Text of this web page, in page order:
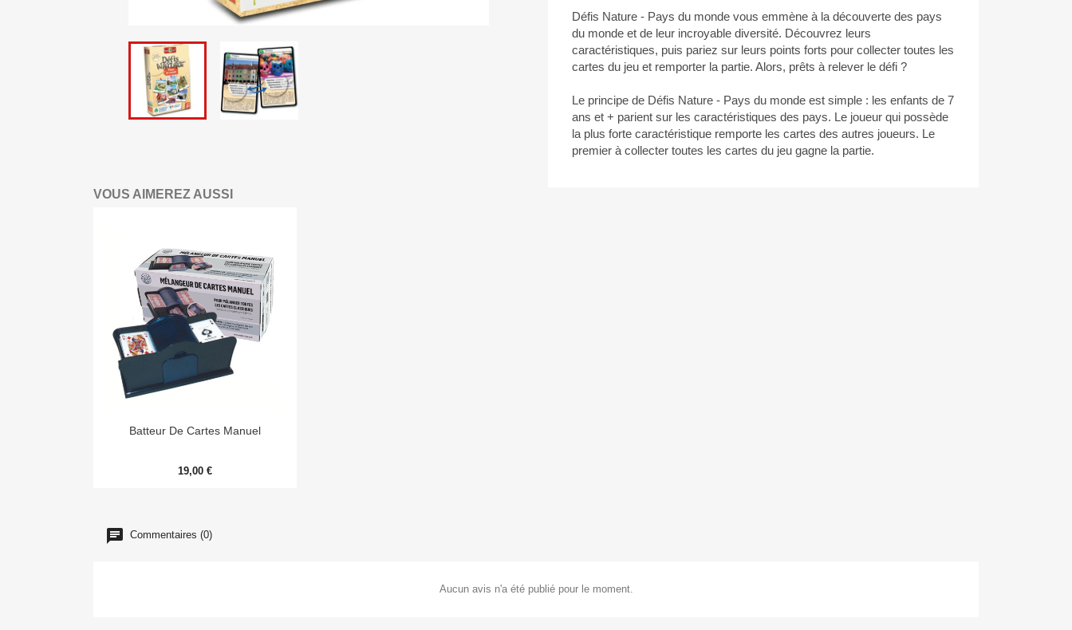
Défis Nature - Pays du monde vous emmène à la découverte des pays
du monde et de leur incroyable diversité. Découvrez leurs
caractéristiques, puis pariez sur leurs points forts pour collecter toutes les
cartes du jeu et remporter la partie. Alors, prêts à relever le défi ?
Le principe de Défis Nature - Pays du monde est simple : les enfants de 7
ans et + parient sur les caractéristiques des pays. Le joueur qui possède
la plus forte caractéristique remporte les cartes des autres joueurs. Le
premier à collecter toutes les cartes du jeu gagne la partie.
VOUS AIMEREZ AUSSI
Aperçu rapide
Batteur De Cartes Manuel
19,00 €
Commentaires (0)
Aucun avis n'a été publié pour le moment.